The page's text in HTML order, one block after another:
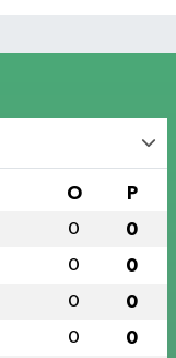
O P
0 0
0 0
0 0
0 0